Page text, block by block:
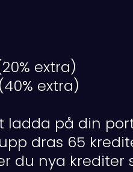
extra)
extra)
ladda på din
dras 65
du nya